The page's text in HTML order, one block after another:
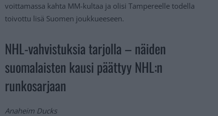
voittamassa kahta MM-kultaa ja olisi Tampereelle todella
toivottu lisä Suomen joukkueeseen.
NHL-vahvistuksia tarjolla – näiden
suomalaisten kausi päättyy NHL:n
runkosarjaan
Anaheim Ducks